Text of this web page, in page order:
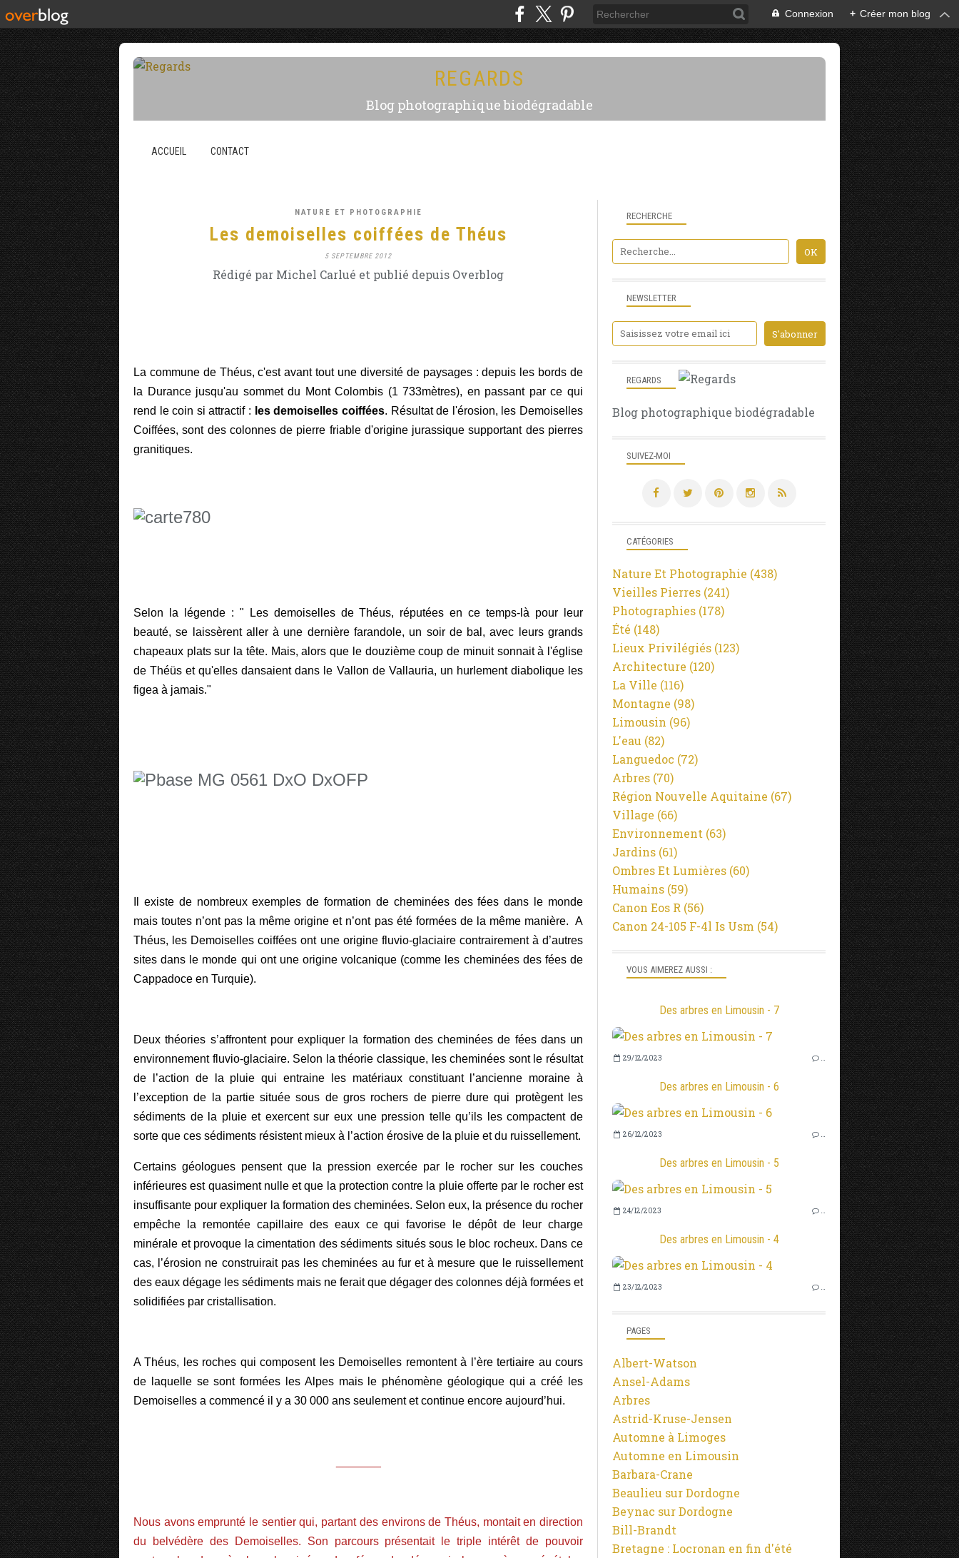
Connexion + Créer mon blog
REGARDS
Blog photographique biodégradable
ACCUEIL CONTACT
NATURE ET PHOTOGRAPHIE
Les demoiselles coiffées de Théus
5 SEPTEMBRE 2012
Rédigé par Michel Carlué et publié depuis Overblog
La commune de Théus, c'est avant tout une diversité de paysages : depuis les bords de
la Durance jusqu'au sommet du Mont Colombis (1 733mètres), en passant par ce qui
rend le coin si attractif : les demoiselles coiffées. Résultat de l'érosion, les Demoiselles
Coiffées, sont des colonnes de pierre friable d'origine jurassique supportant des pierres
granitiques.
Selon la légende : " Les demoiselles de Théus, réputées en ce temps-là pour leur
beauté, se laissèrent aller à une dernière farandole, un soir de bal, avec leurs grands
chapeaux plats sur la tête. Mais, alors que le douzième coup de minuit sonnait à l'église
de Théüs et qu'elles dansaient dans le Vallon de Vallauria, un hurlement diabolique les
figea à jamais."
Il existe de nombreux exemples de formation de cheminées des fées dans le monde
mais toutes n’ont pas la même origine et n’ont pas été formées de la même manière. A
Théus, les Demoiselles coiffées ont une origine fluvio-glaciaire contrairement à d’autres
sites dans le monde qui ont une origine volcanique (comme les cheminées des fées de
Cappadoce en Turquie).
Deux théories s’affrontent pour expliquer la formation des cheminées de fées dans un
environnement fluvio-glaciaire. Selon la théorie classique, les cheminées sont le résultat
de l’action de la pluie qui entraine les matériaux constituant l’ancienne moraine à
l’exception de la partie située sous de gros rochers de pierre dure qui protègent les
sédiments de la pluie et exercent sur eux une pression telle qu’ils les compactent de
sorte que ces sédiments résistent mieux à l’action érosive de la pluie et du ruissellement.
Certains géologues pensent que la pression exercée par le rocher sur les couches
inférieures est quasiment nulle et que la protection contre la pluie offerte par le rocher est
insuffisante pour expliquer la formation des cheminées. Selon eux, la présence du rocher
empêche la remontée capillaire des eaux ce qui favorise le dépôt de leur charge
minérale et provoque la cimentation des sédiments situés sous le bloc rocheux. Dans ce
cas, l’érosion ne construirait pas les cheminées au fur et à mesure que le ruissellement
des eaux dégage les sédiments mais ne ferait que dégager des colonnes déjà formées et
solidifiées par cristallisation.
A Théus, les roches qui composent les Demoiselles remontent à l’ère tertiaire au cours
de laquelle se sont formées les Alpes mais le phénomène géologique qui a créé les
Demoiselles a commencé il y a 30 000 ans seulement et continue encore aujourd’hui.
Nous avons emprunté le sentier qui, partant des environs de Théus, montait en direction
du belvédère des Demoiselles. Son parcours présentait le triple intérêt de pouvoir
NEWSLETTER
SUIVEZ-MOI
RECHERCHE
REGARDS
Blog photographique biodégradable
VOUS AIMEREZ AUSSI :
Des arbres en Limousin - 7
29/12/2023 …
Des arbres en Limousin - 6
26/12/2023 …
Des arbres en Limousin - 5
24/12/2023 …
Des arbres en Limousin - 4
23/12/2023 …
PAGES
Albert-Watson
Ansel-Adams
Arbres
Astrid-Kruse-Jensen
Automne à Limoges
Automne en Limousin
Barbara-Crane
Beaulieu sur Dordogne
Beynac sur Dordogne
Bill-Brandt
Bretagne : Locronan en fin d'été
CATÉGORIES
Nature Et Photographie (438)
Vieilles Pierres (241)
Photographies (178)
Été (148)
Lieux Privilégiés (123)
Architecture (120)
La Ville (116)
Montagne (98)
Limousin (96)
L'eau (82)
Languedoc (72)
Arbres (70)
Région Nouvelle Aquitaine (67)
Village (66)
Environnement (63)
Jardins (61)
Ombres Et Lumières (60)
Humains (59)
Canon Eos R (56)
Canon 24-105 F-4l Is Usm (54)